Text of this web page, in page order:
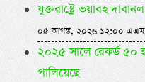
যুক্তরাষ্ট্রে ভয়াবহ
০৫ আগস্ট, ২০২৬ ১২:০০ এএম,
২০২৫ সালে রেকর্ড ৫০
পালিয়েছে